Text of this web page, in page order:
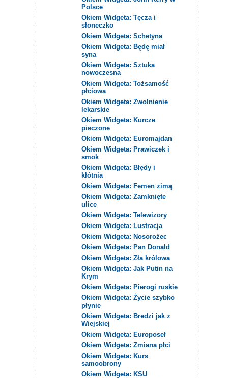
Polsce
Okiem Widgeta: Tęcza i
słoneczko
Okiem Widgeta: Schetyna
Okiem Widgeta: Będę miał
syna
Okiem Widgeta: Sztuka
nowoczesna
Okiem Widgeta: Tożsamość
płciowa
Okiem Widgeta: Zwolnienie
lekarskie
Okiem Widgeta: Kurcze
pieczone
Okiem Widgeta: Euromajdan
Okiem Widgeta: Prawiczek i
smok
Okiem Widgeta: Błędy i
kłótnia
Okiem Widgeta: Femen zimą
Okiem Widgeta: Zamknięte
ulice
Okiem Widgeta: Telewizory
Okiem Widgeta: Lustracja
Okiem Widgeta: Nosorożec
Okiem Widgeta: Pan Donald
Okiem Widgeta: Zła królowa
Okiem Widgeta: Jak Putin na
Krym
Okiem Widgeta: Pierogi ruskie
Okiem Widgeta: Życie szybko
płynie
Okiem Widgeta: Bredzi jak z
Wiejskiej
Okiem Widgeta: Europoseł
Okiem Widgeta: Zmiana płci
Okiem Widgeta: Kurs
samoobrony
Okiem Widgeta: KSU